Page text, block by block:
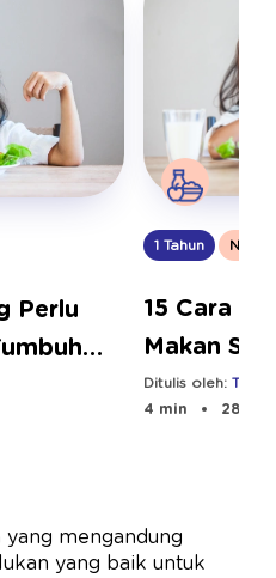
Perlu
1 Tahun Nutrisi
15 Cara
Makan
Ditulis oleh: Tim
4 min
28
mengandung
yang baik untuk